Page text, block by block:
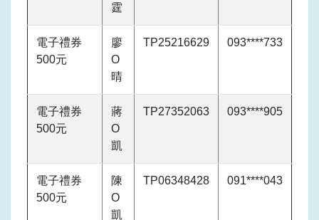
霆
電子禮券
500元
廖
O
晴
TP25216629 093****733
電子禮券
500元
蔣
O
凱
TP27352063 093****905
電子禮券
500元
陳
O
凱
TP06348428 091****043